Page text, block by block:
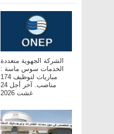
الشركة الجهوية متعددة
الخدمات سوس ماسة :
مباريات لتوظيف 174
مناصب. آخر أجل 24
غشت 2026